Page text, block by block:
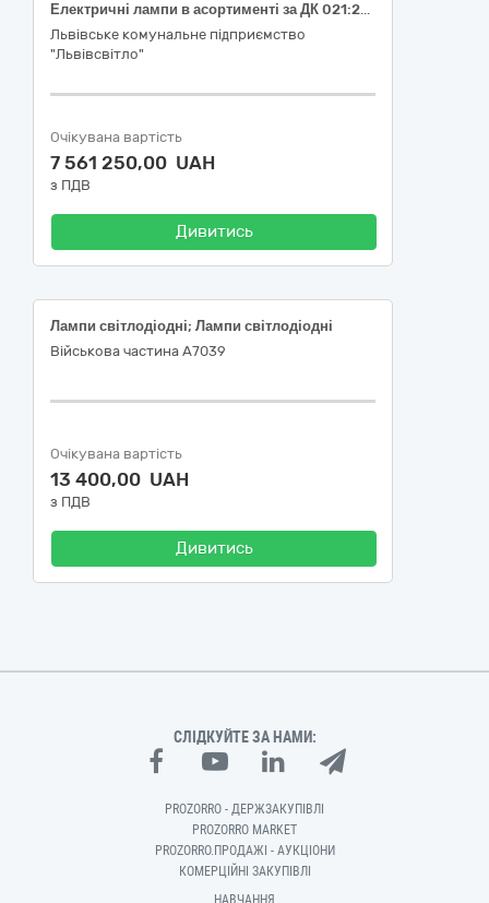
Електричні лампи в асортименті за ДК 021:2015 – 31531000-7-Лампи. Лампи Е40/E27(24,36,48)W
Львівське комунальне підприємство
"Львівсвітло"
Очікувана вартість
7 561 250,00 UAH
з ПДВ
Дивитись
Лампи світлодіодні; Лампи світлодіодні
Військова частина А7039
Очікувана вартість
13 400,00 UAH
з ПДВ
Дивитись
СЛІДКУЙТЕ ЗА НАМИ:
PROZORRO - ДЕРЖЗАКУПІВЛІ
PROZORRO MARKET
PROZORRO.ПРОДАЖІ - АУКЦІОНИ
КОМЕРЦІЙНІ ЗАКУПІВЛІ
НАВЧАННЯ